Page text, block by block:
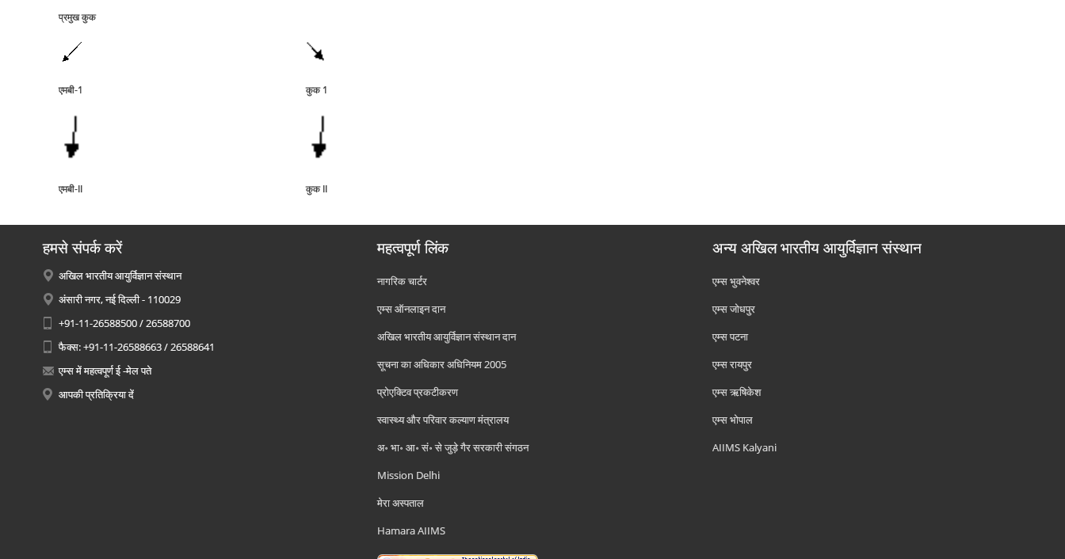
प्रमुख कुक
एमबी-1 कुक 1
एमबी-II कुक II
हमसे संपर्क करें
अखिल भारतीय आयुर्विज्ञान संस्थान
अंसारी नगर, नई दिल्ली - 110029
+91-11-26588500 / 26588700
फैक्स: +91-11-26588663 / 26588641
एम्स में महत्वपूर्ण ई -मेल पते
आपकी प्रतिक्रिया दें
महत्वपूर्ण लिंक
नागरिक चार्टर
एम्स ऑनलाइन दान
अखिल भारतीय आयुर्विज्ञान संस्थान दान
सूचना का अधिकार अधिनियम 2005
प्रोएक्टिव प्रकटीकरण
स्वास्थ्य और परिवार कल्याण मंत्रालय
अ॰ भा॰ आ॰ सं॰ से जुड़े गैर सरकारी संगठन
Mission Delhi
मेरा अस्पताल
Hamara AIIMS
अन्य अखिल भारतीय आयुर्विज्ञान संस्थान
एम्‍स भुवनेश्वर
एम्‍स जोधपुर
एम्‍स पटना
एम्‍स रायपुर
एम्‍स ऋषिकेश
एम्‍स भोपाल
AIIMS Kalyani